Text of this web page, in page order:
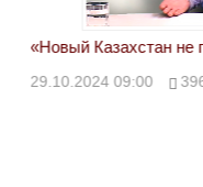
«Новый Казахстан не
29.10.2024 09:00